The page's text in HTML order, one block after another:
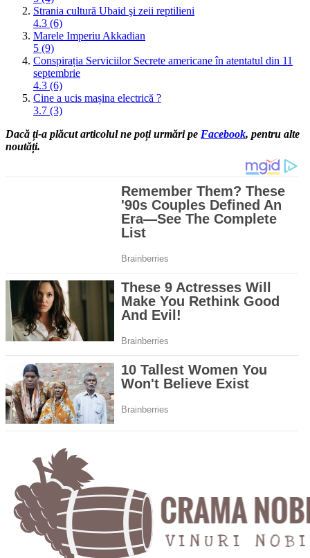
Strania cultură Ubaid şi zeii reptilieni
4.3 (6)
Marele Imperiu Akkadian
5 (9)
Conspirația Serviciilor Secrete americane în atentatul din 11
septembrie
4.3 (6)
Cine a ucis mașina electrică ?
3.7 (3)
Dacă ți-a plăcut articolul ne poți urmări pe Facebook, pentru alte
noutăți.